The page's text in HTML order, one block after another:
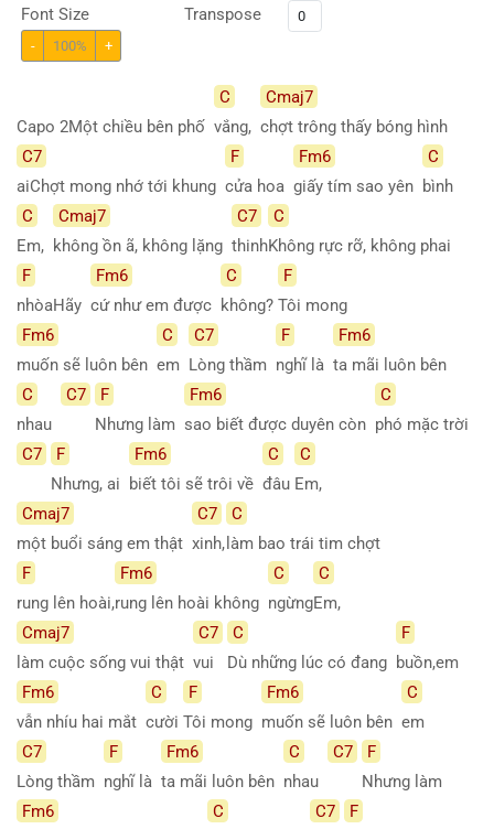
Font Size
- 100% +
Transpose
Capo 2Một chiều bên phố
C
vắng,
Cmaj7
chợt trông thấy bóng hình
C7
aiChợt mong nhớ tới khung
F
cửa hoa
Fm6
giấy tím sao yên
C
bình
C
Em,
Cmaj7
không ồn ã, không lặng
C7
thinh
C
Không rực rỡ, không phai
F
nhòaHãy
Fm6
cứ như em được
C
không?
F
Tôi mong
Fm6
muốn sẽ luôn bên
C
em
C7
Lòng thầm
F
nghĩ là
Fm6
ta mãi luôn bên
C
nhau
C7
F
Nhưng làm
Fm6
sao biết được duyên còn
C
phó mặc trời
C7
F
Nhưng, ai
Fm6
biết tôi sẽ trôi về
C
đâu
C
Em,
Cmaj7
một buổi sáng em thật
C7
xinh,
C
làm bao trái tim chợt
F
rung lên hoài,
Fm6
rung lên hoài không
C
ngừng
C
Em,
Cmaj7
làm cuộc sống vui thật
C7
vui
C
Dù những lúc có đang
F
buồn,em
Fm6
vẫn nhíu hai mắt
C
cười
F
Tôi mong
Fm6
muốn sẽ luôn bên
C
em
C7
Lòng thầm
F
nghĩ là
Fm6
ta mãi luôn bên
C
nhau
C7
F
Nhưng làm
Fm6
C
C7
F